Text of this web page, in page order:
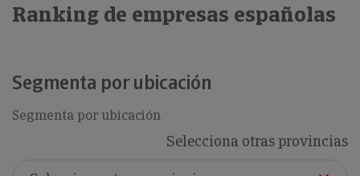
Ranking de empresas españolas
Segmenta por ubicación
Segmenta por ubicación
Selecciona otras provincias